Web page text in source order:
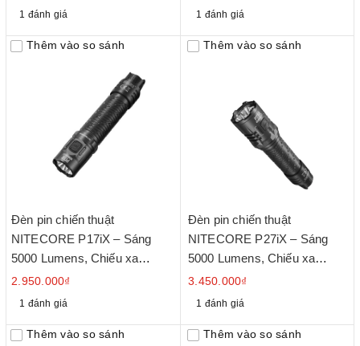
1 đánh giá 1 đánh giá
Thêm vào so sánh
Đèn pin chiến thuật
NITECORE P17iX – Sáng
5000 Lumens, Chiếu xa
330m, Sạc nhanh USB-C
18W
2.950.000₫
1 đánh giá
Thêm vào so sánh
Đèn pin chiến thuật
NITECORE P27iX – Sáng
5000 Lumens, Chiếu xa
430m, Sạc nhanh USB-C
18W
3.450.000₫
1 đánh giá
Thêm vào so sánh Thêm vào so sánh